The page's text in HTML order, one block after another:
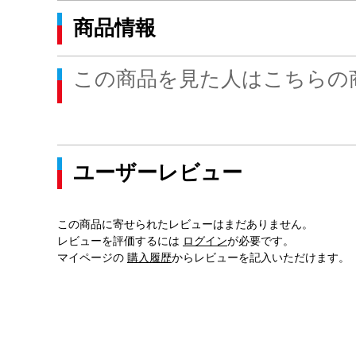
商品情報
この商品を見た人はこちら
ユーザーレビュー
この商品に寄せられたレビューはまだありません。
レビューを評価するには ログインが必要です。
マイページの 購入履歴からレビューを記入いただけます。